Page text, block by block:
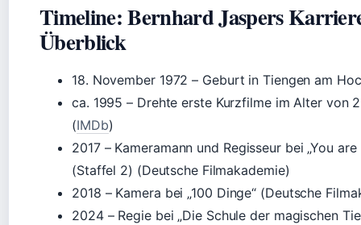
Timeline: Bernhard Jaspers
Überblick
18. November 1972 – Geburt in Tiengen am
ca. 1995 – Drehte erste Kurzfilme im Alter von
(IMDb)
2017– Kameramann und Regisseur bei „You are
(Staffel 2) (Deutsche Filmakademie)
2018 – Kamera bei „100 Dinge“ (Deutsche
2024– Regie bei „Die Schule der magischen